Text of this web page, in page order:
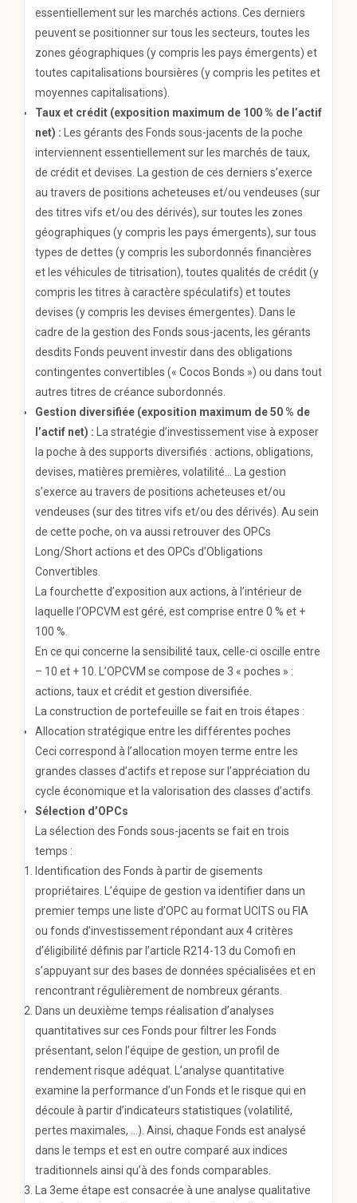
essentiellement sur les marchés actions. Ces derniers
peuvent se positionner sur tous les secteurs, toutes les
zones géographiques (y compris les pays émergents) et
toutes capitalisations boursières (y compris les petites et
moyennes capitalisations).
Taux et crédit (exposition maximum de 100 % de l’actif
net) : Les gérants des Fonds sous-jacents de la poche
interviennent essentiellement sur les marchés de taux,
de crédit et devises. La gestion de ces derniers s’exerce
au travers de positions acheteuses et/ou vendeuses (sur
des titres vifs et/ou des dérivés), sur toutes les zones
géographiques (y compris les pays émergents), sur tous
types de dettes (y compris les subordonnés financières
et les véhicules de titrisation), toutes qualités de crédit (y
compris les titres à caractère spéculatifs) et toutes
devises (y compris les devises émergentes). Dans le
cadre de la gestion des Fonds sous-jacents, les gérants
desdits Fonds peuvent investir dans des obligations
contingentes convertibles (« Cocos Bonds ») ou dans tout
autres titres de créance subordonnés.
Gestion diversifiée (exposition maximum de 50 % de
l’actif net) : La stratégie d’investissement vise à exposer
la poche à des supports diversifiés : actions, obligations,
devises, matières premières, volatilité… La gestion
s’exerce au travers de positions acheteuses et/ou
vendeuses (sur des titres vifs et/ou des dérivés). Au sein
de cette poche, on va aussi retrouver des OPCs
Long/Short actions et des OPCs d’Obligations
Convertibles.
La fourchette d’exposition aux actions, à l’intérieur de
laquelle l’OPCVM est géré, est comprise entre 0 % et +
100 %.
En ce qui concerne la sensibilité taux, celle-ci oscille entre
– 10 et + 10. L’OPCVM se compose de 3 « poches » :
actions, taux et crédit et gestion diversifiée.
La construction de portefeuille se fait en trois étapes :
Allocation stratégique entre les différentes poches
Ceci correspond à l’allocation moyen terme entre les
grandes classes d’actifs et repose sur l’appréciation du
cycle économique et la valorisation des classes d’actifs.
Sélection d’OPCs
La sélection des Fonds sous-jacents se fait en trois
temps :
Identification des Fonds à partir de gisements
propriétaires. L’équipe de gestion va identifier dans un
premier temps une liste d’OPC au format UCITS ou FIA
ou fonds d’investissement répondant aux 4 critères
d’éligibilité définis par l’article R214-13 du Comofi en
s’appuyant sur des bases de données spécialisées et en
rencontrant régulièrement de nombreux gérants.
Dans un deuxième temps réalisation d’analyses
quantitatives sur ces Fonds pour filtrer les Fonds
présentant, selon l’équipe de gestion, un profil de
rendement risque adéquat. L’analyse quantitative
examine la performance d’un Fonds et le risque qui en
découle à partir d’indicateurs statistiques (volatilité,
pertes maximales, …). Ainsi, chaque Fonds est analysé
dans le temps et est en outre comparé aux indices
traditionnels ainsi qu’à des fonds comparables.
La 3eme étape est consacrée à une analyse qualitative